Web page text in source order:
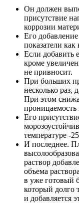
Он должен
присутствие
коррозии
Его
показатели
Если добавить
кроме
не привносит.
При больших
несколько раз,
При этом
проницаемость
Его
температуре -
И последнее.
раствор
объема
в уже готовый
который долго
и добавляется